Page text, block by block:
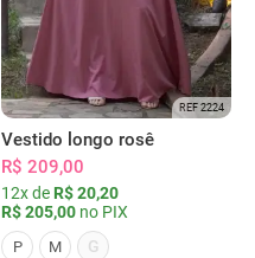
REF 2224
Vestido longo rosê
R$ 209,00
12x de R$ 20,20
R$ 205,00 no PIX
P M G